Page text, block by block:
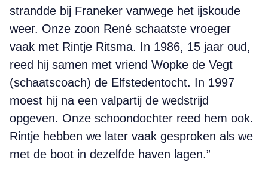
strandde bij Franeker vanwege het ijskoude
weer. Onze zoon René schaatste vroeger
vaak met Rintje Ritsma. In 1986, 15 jaar oud,
reed hij samen met vriend Wopke de Vegt
(schaatscoach) de Elfstedentocht. In 1997
moest hij na een valpartij de wedstrijd
opgeven. Onze schoondochter reed hem ook.
Rintje hebben we later vaak gesproken als we
met de boot in dezelfde haven lagen.”